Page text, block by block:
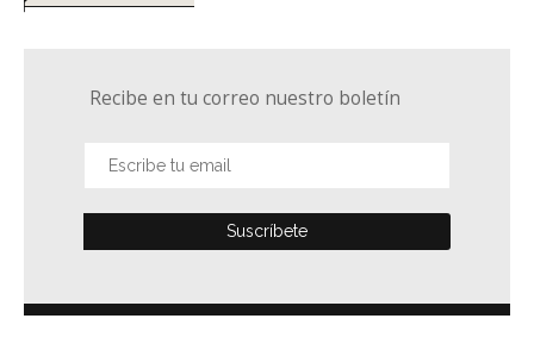
Recibe en tu correo nuestro boletín